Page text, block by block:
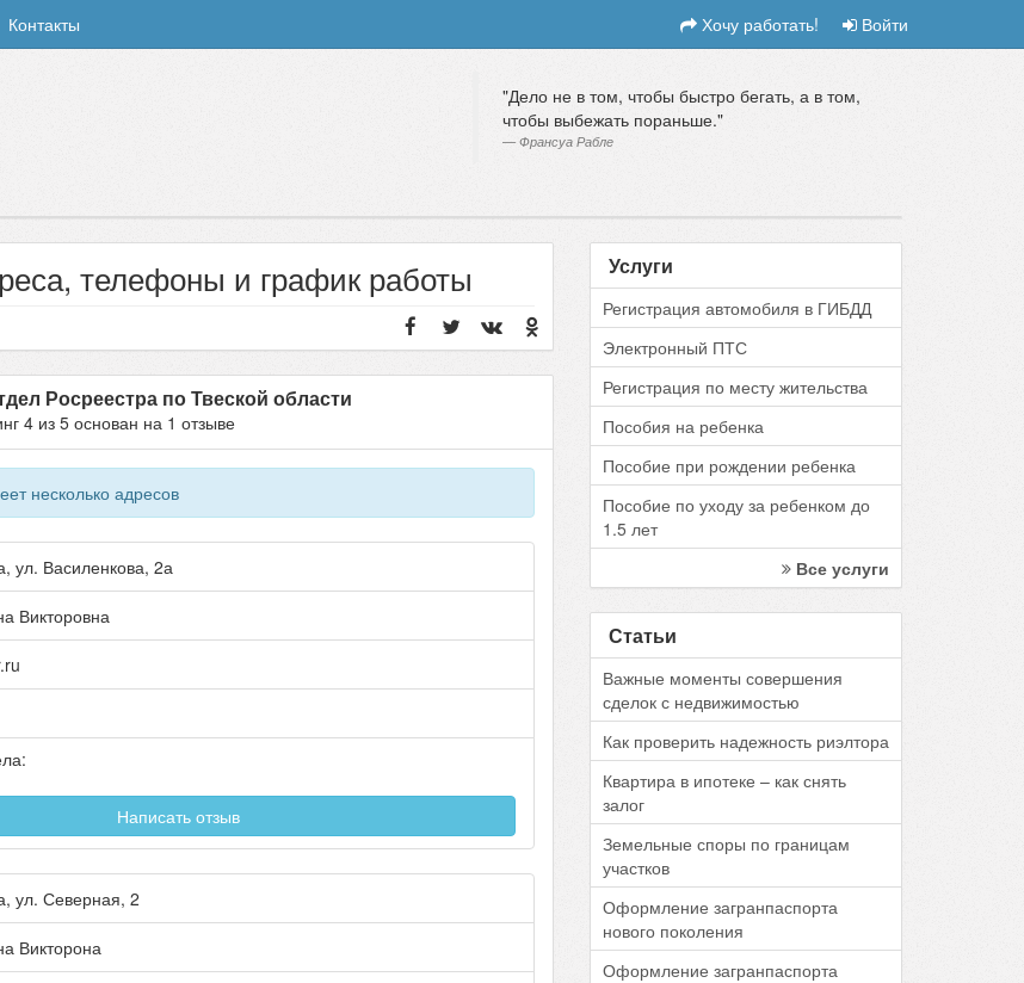
Контакты Хочу работать! Войти
Дело не в том, чтобы быстро бегать, а в том,
чтобы выбежать пораньше.
Франсуа Рабле
телефоны и график работы
Росреестра по Твеской области
4из 5основан на 1 отзыве
несколько адресов
, ул. Василенкова, 2а
Викторовна
Написать отзыв
, ул.Северная, 2
Викторона
Услуги
Регистрация автомобиля в ГИБДД
Электронный ПТС
Регистрация по месту жительства
Пособия на ребенка
Пособие при рождении ребенка
Пособие по уходу за ребенком до
1.5 лет
Все услуги
Статьи
Важные моменты совершения
сделок с недвижимостью
Как проверить надежность риэлтора
Квартира в ипотеке – как снять
залог
Земельные споры по границам
участков
Оформление загранпаспорта
нового поколения
Оформление загранпаспорта